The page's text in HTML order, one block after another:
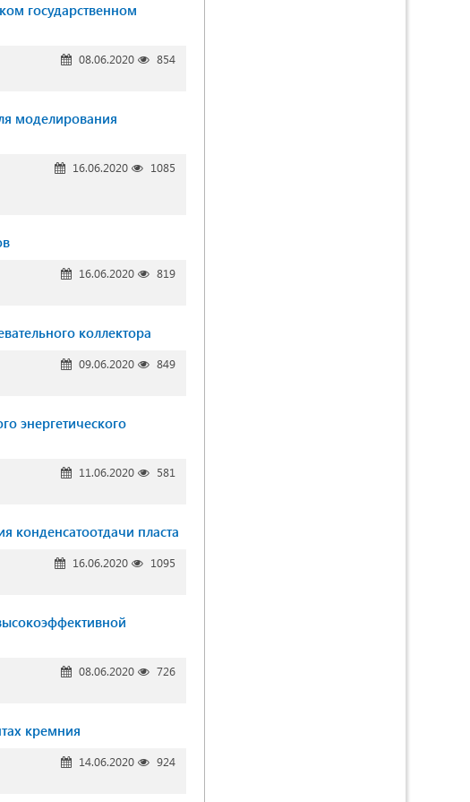
государственном
08.06.2020
854
моделирования
16.06.2020 1085
16.06.2020
819
коллектора
09.06.2020
849
энергетического
11.06.2020
581
конденсатоотдачи пласта
16.06.2020
1095
08.06.2020
726
кремния
14.06.2020
924